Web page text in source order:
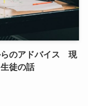
らのアドバイス 現
徒の話